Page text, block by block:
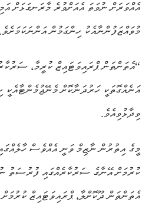
އެއްވަރަށް ނުވަތަ އެއަށްވުރެ މާރަނގަޅަށް
މުވައްޒަފުންނާއެކު ހިންގަމުން އަންނަކަމަށެވެ.
“އެތަންތަން ޕްރައިވަޓައިޒް ކުރީމާ،
އަނެއްގޮތަކީ ހަރުދަނާކޮށް މެނޭޖުމެންޓާއެކީ
ވިދާޅުވިއެވެ.
މީގެ އިތުރުން ނާޒިމް ވަނީ އެއްވެސް
ކުރުމަށް އޭނާގެ ސަރުކާރެއްގައި ފުރުސަތު
އެތަންތަން ދޫކޮށްލާ، ޕްރައިވަޓައިޒް